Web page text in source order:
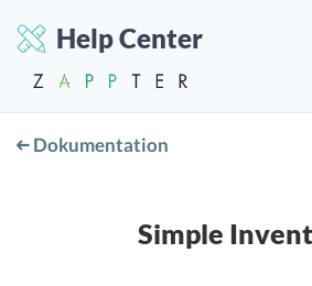
Help Center
Dokumentation
Simple